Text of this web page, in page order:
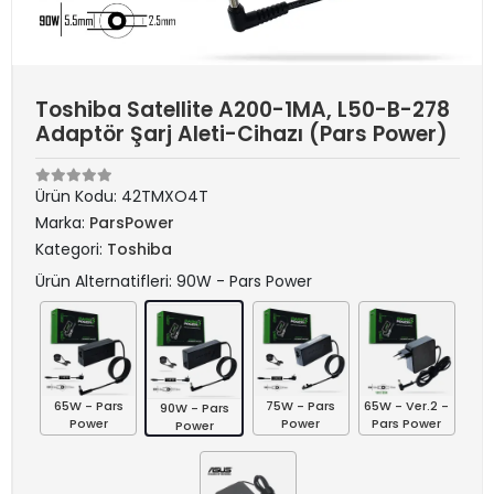
Toshiba Satellite A200-1MA, L50-B-278
Adaptör Şarj Aleti-Cihazı (Pars Power)
Ürün Kodu: 42TMXO4T
Marka: ParsPower
Kategori: Toshiba
Ürün Alternatifleri: 90W - Pars Power
65W - Pars
Power
90W - Pars
Power
75W - Pars
Power
65W - Ver.2 -
Pars Power